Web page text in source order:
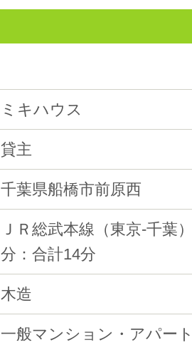
ミキハウス
貸主
千葉県船橋市前原西
ＪＲ総武本線（東京-千葉
分：合計14分
木造
一般マンション・アパー